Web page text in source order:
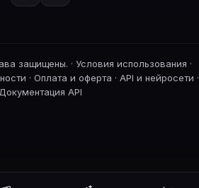
защищены. · Условия использования ·
· Оплата и оферта · API и нейросети ·
API